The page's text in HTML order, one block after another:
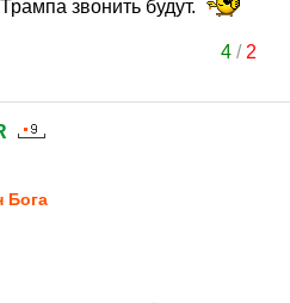
звонить будут.
4/ 2
Бога